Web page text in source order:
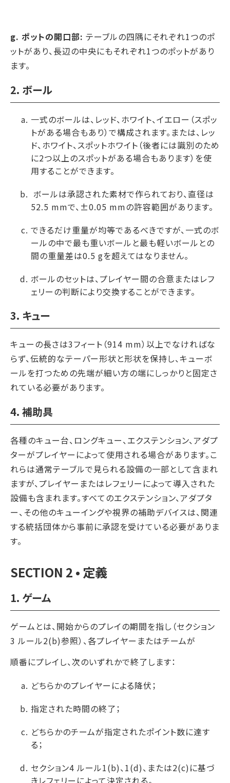
g. ポットの開口部: テーブルの四隅にそれぞれ1つのポ
ットがあり、長辺の中央にもそれぞれ1つのポットがあり
ます。
2. ボール
一式のボールは、レッド、ホワイト、イエロー（スポッ
トがある場合もあり）で構成されます。または、レッ
ド、ホワイト、スポットホワイト（後者には識別のため
に2つ以上のスポットがある場合もあります）を使
用することができます。
ボールは承認された素材で作られており、直径は
52.5 mmで、±0.05 mmの許容範囲があります。
できるだけ重量が均等であるべきですが、一式のボ
ールの中で最も重いボールと最も軽いボールとの
間の重量差は0.5 gを超えてはなりません。
ボールのセットは、プレイヤー間の合意またはレフ
ェリーの判断により交換することができます。
3. キュー
キューの長さは3フィート（914 mm）以上でなければな
らず、伝統的なテーパー形状と形状を保持し、キューボ
ールを打つための先端が細い方の端にしっかりと固定さ
れている必要があります。
4. 補助具
各種のキュー台、ロングキュー、エクステンション、アダプ
ターがプレイヤーによって使用される場合があります。こ
れらは通常テーブルで見られる設備の一部として含まれ
ますが、プレイヤーまたはレフェリーによって導入された
設備も含まれます。すべてのエクステンション、アダプタ
ー、その他のキューイングや視界の補助デバイスは、関連
する統括団体から事前に承認を受けている必要がありま
す。
SECTION 2 • 定義
1. ゲーム
ゲームとは、開始からのプレイの期間を指し（セクション
3 ルール2(b)参照）、各プレイヤーまたはチームが
順番にプレイし、次のいずれかで終了します：
どちらかのプレイヤーによる降伏；
指定された時間の終了；
どちらかのチームが指定されたポイント数に達す
る；
セクション4 ルール1(b)、1(d)、または2(c)に基づ
きレフェリーによって決定される。